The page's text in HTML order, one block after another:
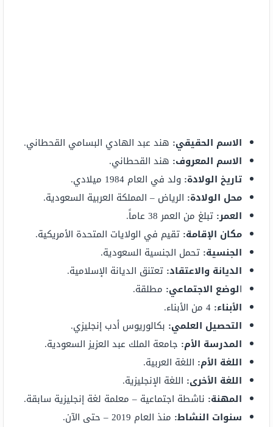
الاسم الحقيقي: هند عبد الهادي البسامي القحطاني.
الاسم المعروف: هند القحطاني.
تاريخ الولادة: ولد في العام 1984 ميلادي.
محل الولادة: الرياض – المملكة العربية السعودية.
العمر: تبلغ من العمر 38 عاماً.
مكان الإقامة: تقيم في الولايات المتحدة الأمريكية.
الجنسية: تحمل الجنسية السعودية.
الديانة والاعتقاد: تعتنق الديانة الإسلامية.
الوضع الاجتماعي: مطلقة.
الأبناء:
التحصيل العلمي: بكالوريوس أدب إنجليزي.
المدرسة الأم: جامعة الملك عبد العزيز السعودية.
اللغة الأم: اللغة العربية.
اللغة الأخرى: اللغة الإنجليزية.
المهنة: ناشطة اجتماعية – معلمة لغة إنجليزية سابقة.
سنوات النشاط: منذ العام 2019 – حتى الآن.